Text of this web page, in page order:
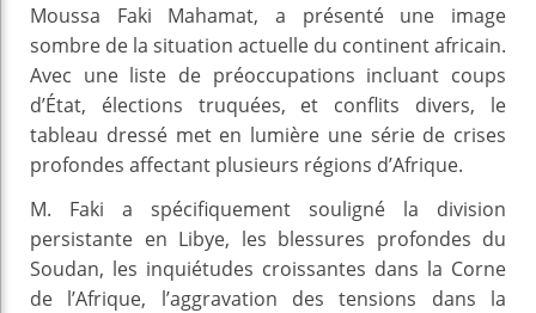
Moussa Faki Mahamat, a présenté une image
sombre de la situation actuelle du continent africain.
Avec une liste de préoccupations incluant coups
d’État, élections truquées, et conflits divers, le
tableau dressé met en lumière une série de crises
profondes affectant plusieurs régions d’Afrique.
M. Faki a spécifiquement souligné la division
persistante en Libye, les blessures profondes du
Soudan, les inquiétudes croissantes dans la Corne
de l’Afrique, l’aggravation des tensions dans la